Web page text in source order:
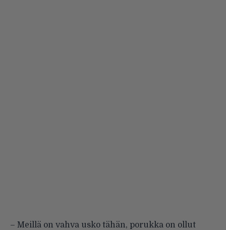
– Meillä on vahva usko tähän, porukka on ollut